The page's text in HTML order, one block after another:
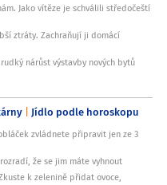
Jako vítěze je schválili středočeští
ztráty. Zachraňují ji domácí
nárůst výstavby nových bytů
Jídlo podle horoskopu
zvládnete připravit jen ze 3
že se jim máte vyhnout
k zelenině přidat ovoce,